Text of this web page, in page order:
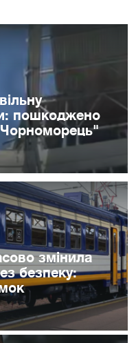
пошкоджено
змінила
безпеку: